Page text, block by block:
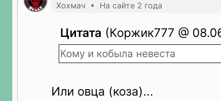
Хохмач • На сайте 2 года
Цитата (Коржик777 @
Кому и кобыла невеста
Или овца (коза)...